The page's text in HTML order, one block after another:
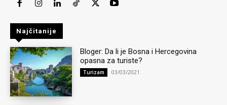
Najčitanije
Bloger: Da li je Bosna i Hercegovina
opasna za turiste?
Turizam 03/03/2021